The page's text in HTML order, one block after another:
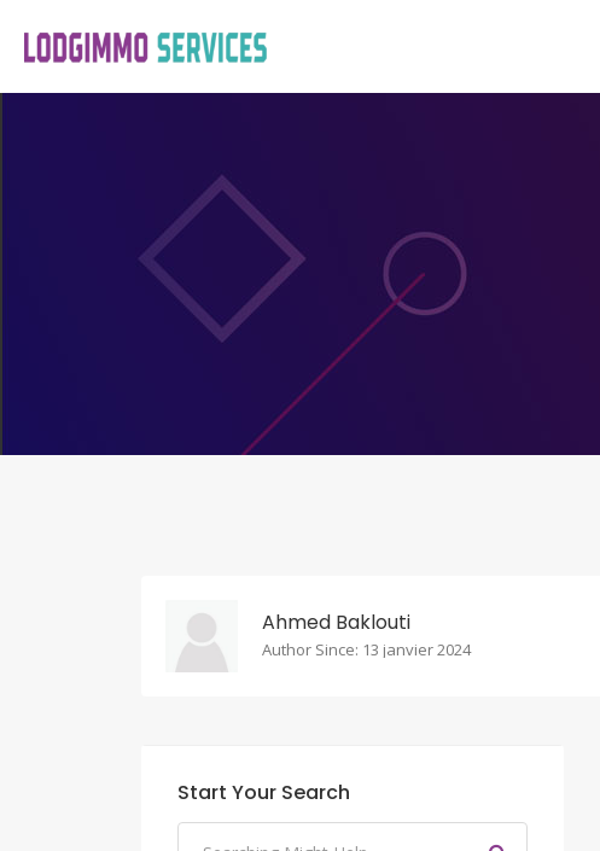
Ahmed Baklouti
Author Since: 13 janvier 2024
Start Your Search